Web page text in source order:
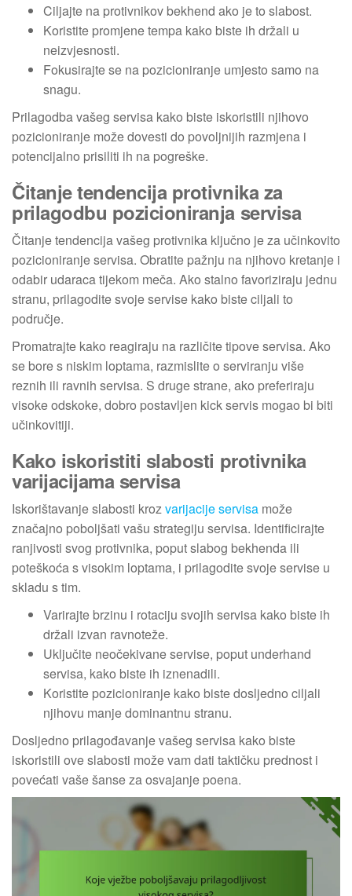
Ciljajte na protivnikov bekhend ako je to slabost.
Koristite promjene tempa kako biste ih držali u
neizvjesnosti.
Fokusirajte se na pozicioniranje umjesto samo na
snagu.
Prilagodba vašeg servisa kako biste iskoristili njihovo
pozicioniranje može dovesti do povoljnijih razmjena i
potencijalno prisiliti ih na pogreške.
Čitanje tendencija protivnika za
prilagodbu pozicioniranja servisa
Čitanje tendencija vašeg protivnika ključno je za učinkovito
pozicioniranje servisa. Obratite pažnju na njihovo kretanje i
odabir udaraca tijekom meča. Ako stalno favoriziraju jednu
stranu, prilagodite svoje servise kako biste ciljali to
područje.
Promatrajte kako reagiraju na različite tipove servisa. Ako
se bore s niskim loptama, razmislite o serviranju više
reznih ili ravnih servisa. S druge strane, ako preferiraju
visoke odskoke, dobro postavljen kick servis mogao bi biti
učinkovitiji.
Kako iskoristiti slabosti protivnika
varijacijama servisa
Iskorištavanje slabosti krozvarijacije servisa može
značajno poboljšati vašu strategiju servisa. Identificirajte
ranjivosti svog protivnika, poput slabog bekhenda ili
poteškoća s visokim loptama, i prilagodite svoje servise u
skladu s tim.
Varirajte brzinu i rotaciju svojih servisa kako biste ih
držali izvan ravnoteže.
Uključite neočekivane servise, poput underhand
servisa, kako biste ih iznenadili.
Koristite pozicioniranje kako biste dosljedno ciljali
njihovu manje dominantnu stranu.
Dosljedno prilagođavanje vašeg servisa kako biste
iskoristili ove slabosti može vam dati taktičku prednost i
povećati vaše šanse za osvajanje poena.